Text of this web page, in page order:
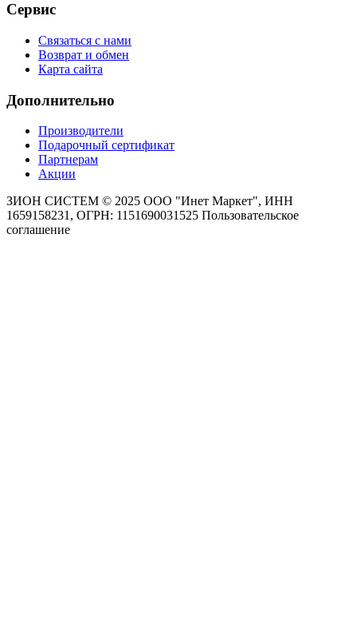
Сервис
Связаться с нами
Возврат и обмен
Карта сайта
Дополнительно
Производители
Подарочный сертификат
Партнерам
Акции
ЗИОН СИСТЕМ © 2025 ООО "Инет Маркет", ИНН
1659158231, ОГРН: 1151690031525 Пользовательское
соглашение